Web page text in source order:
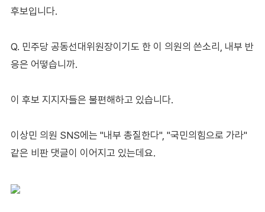
후보입니다.
Q. 민주당 공동선대위원장이기도 한 이 의원의 쓴소리, 내부 반
응은 어떻습니까.
이 후보 지지자들은 불편해하고 있습니다.
이상민 의원 SNS에는 "내부 총질한다", "국민의힘으로 가라"
같은 비판 댓글이 이어지고 있는데요.